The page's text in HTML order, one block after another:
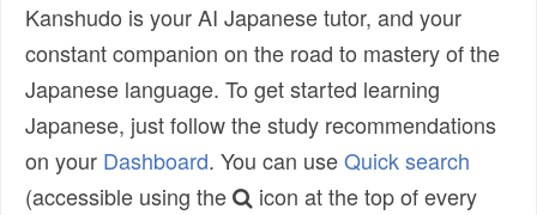
Kanshudo is your AI Japanese tutor, and your
constant companion on the road to mastery of the
Japanese language. To get started learning
Japanese, just follow the study recommendations
on your Dashboard. You can useQuick search
(accessible using the
icon at the top of every